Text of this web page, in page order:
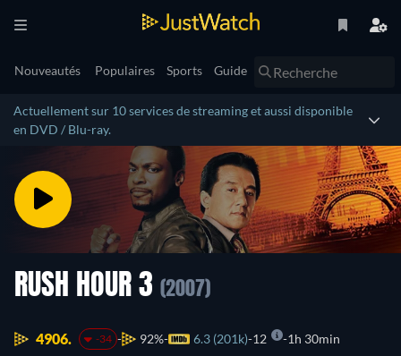
Nouveautés Populaires Sports Guide
Actuellement sur 10 services de streaming et aussi disponible
en DVD / Blu-ray.
RUSH HOUR 3 (2007)
4906. -34 92% 6.3 (201k) 12 1h 30min